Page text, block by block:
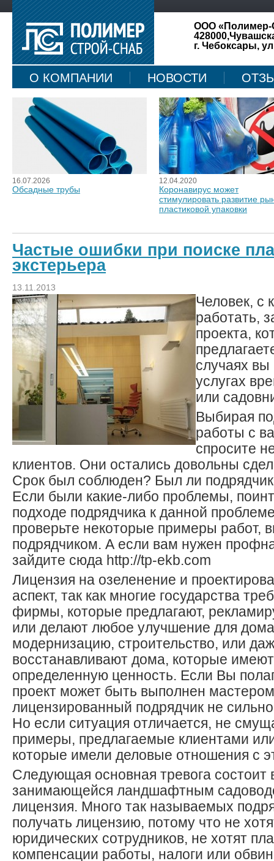
ООО «Полимер-
г. Чебоксары,
О КОМПАНИИ НОВОСТИ
КАРТА САЙТА
16.07.2026
Обсадные трубы
12.04.2020
Коронавирус может
стимулировать развитие
пластиковой упаковки
Частые ошибки при поиске
экстерьера
13.11.2013
Человек, с
работать,
проекта,
случаях
услугах
или
Выбирая
работы с
спросите
клиентов. Они остались довольны
Срок был соблюден? Был ли
Если были какие-либо проблемы,
подходе подрядчика к данной
проверьте некоторые примеры работ,
подрядчиком. А если вам нужен
зайдите сюда http://tp-ekb.com
Лицензия на озеленение и
аспект, так как многие государства
фирмы, которые предлагают,
или делают любое улучшение для
модернизацию, строительство, или
восстанавливают дома, которые
определенную ценность. Если Вы
проект может быть выполнен
лицензированный подрядчик не
Но если ситуация отличается, не
примеры, предлагаемые клиентами
которые имели деловые отношения с
Следующая основная тревога состоит
занимающейся ландшафтным
лицензия. Много так называемых
получать лицензию, потому что не
юридических сотрудников, не хотят
компенсации работы, налоги или